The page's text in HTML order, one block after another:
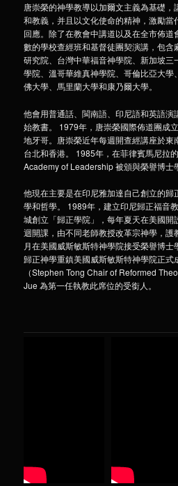
唐崇榮的神學教導以加爾文主義為基礎
和教義，并且以文化使命的精神，激勵當
回應。除了在教會中講道以及在全市佈
數的學校查經班和基督徒團契演講，包
研究院、台灣中華福音神學院、新加坡
學院、溫哥華維真神學院、哥倫比亞大
佛大學、馬里蘭大學和康乃爾大學。
他會用普通話、閩南語、印尼語和英語
始教書。 1979年，唐崇榮國際佈道團成
地牙哥。唐崇榮近年每週開查經講座於
台北和香港。 1985年，在菲律賓馬尼拉
Academy of Leadership 被頒與榮譽博士
他現在主要是在印尼雅加達自己創立的
學和哲學。 1989年，建立印尼歸正福音
城創立「歸正學院」，每年夏天在美國開
迴開課，由不同老師教授改革宗神學，­
月在美國威斯敏斯特神學院接受榮譽博
歸正神學重鎮美國威斯敏斯特神學院正式
（Stephen Tong Chair of Reformed
Jue 為第一任執教此席位的受銜人。